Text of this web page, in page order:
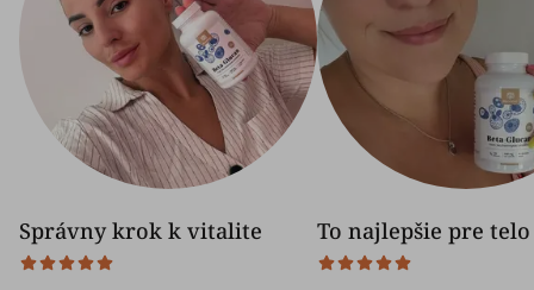
Správny krok k vitalite To najlepšie pre telo